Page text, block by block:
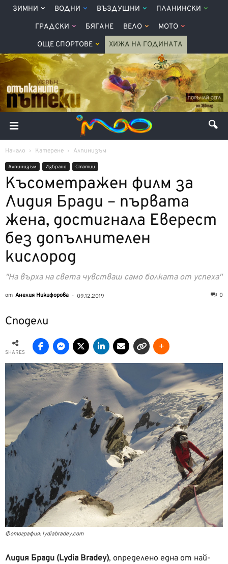
ЗИМНИ ВОДНИ ВЪЗДУШНИ ПЛАНИНСКИ
ГРАДСКИ БЯГАНЕ ВЕЛО МОТО
ОЩЕ СПОРТОВЕ ХИЖА НА ГОДИНАТА
Начало Катерене Алпинизъм
Алпинизъм Избрано Статии
Късометражен филм за
Лидия Бради – първата
жена, достигнала Еверест
без допълнителен
кислород
"На върха на света чувстваш само болката от успеха"
от Анелия Никифорова - 09.12.2019 0
Сподели
SHARES
Фотография: lydiabradey.com
Лидия Бради (Lydia Bradey), определено една от най-